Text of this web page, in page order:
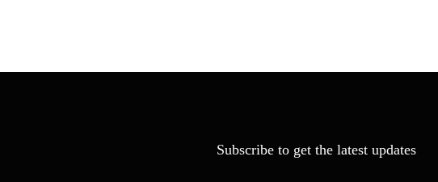
Subscribe to get the latest updates